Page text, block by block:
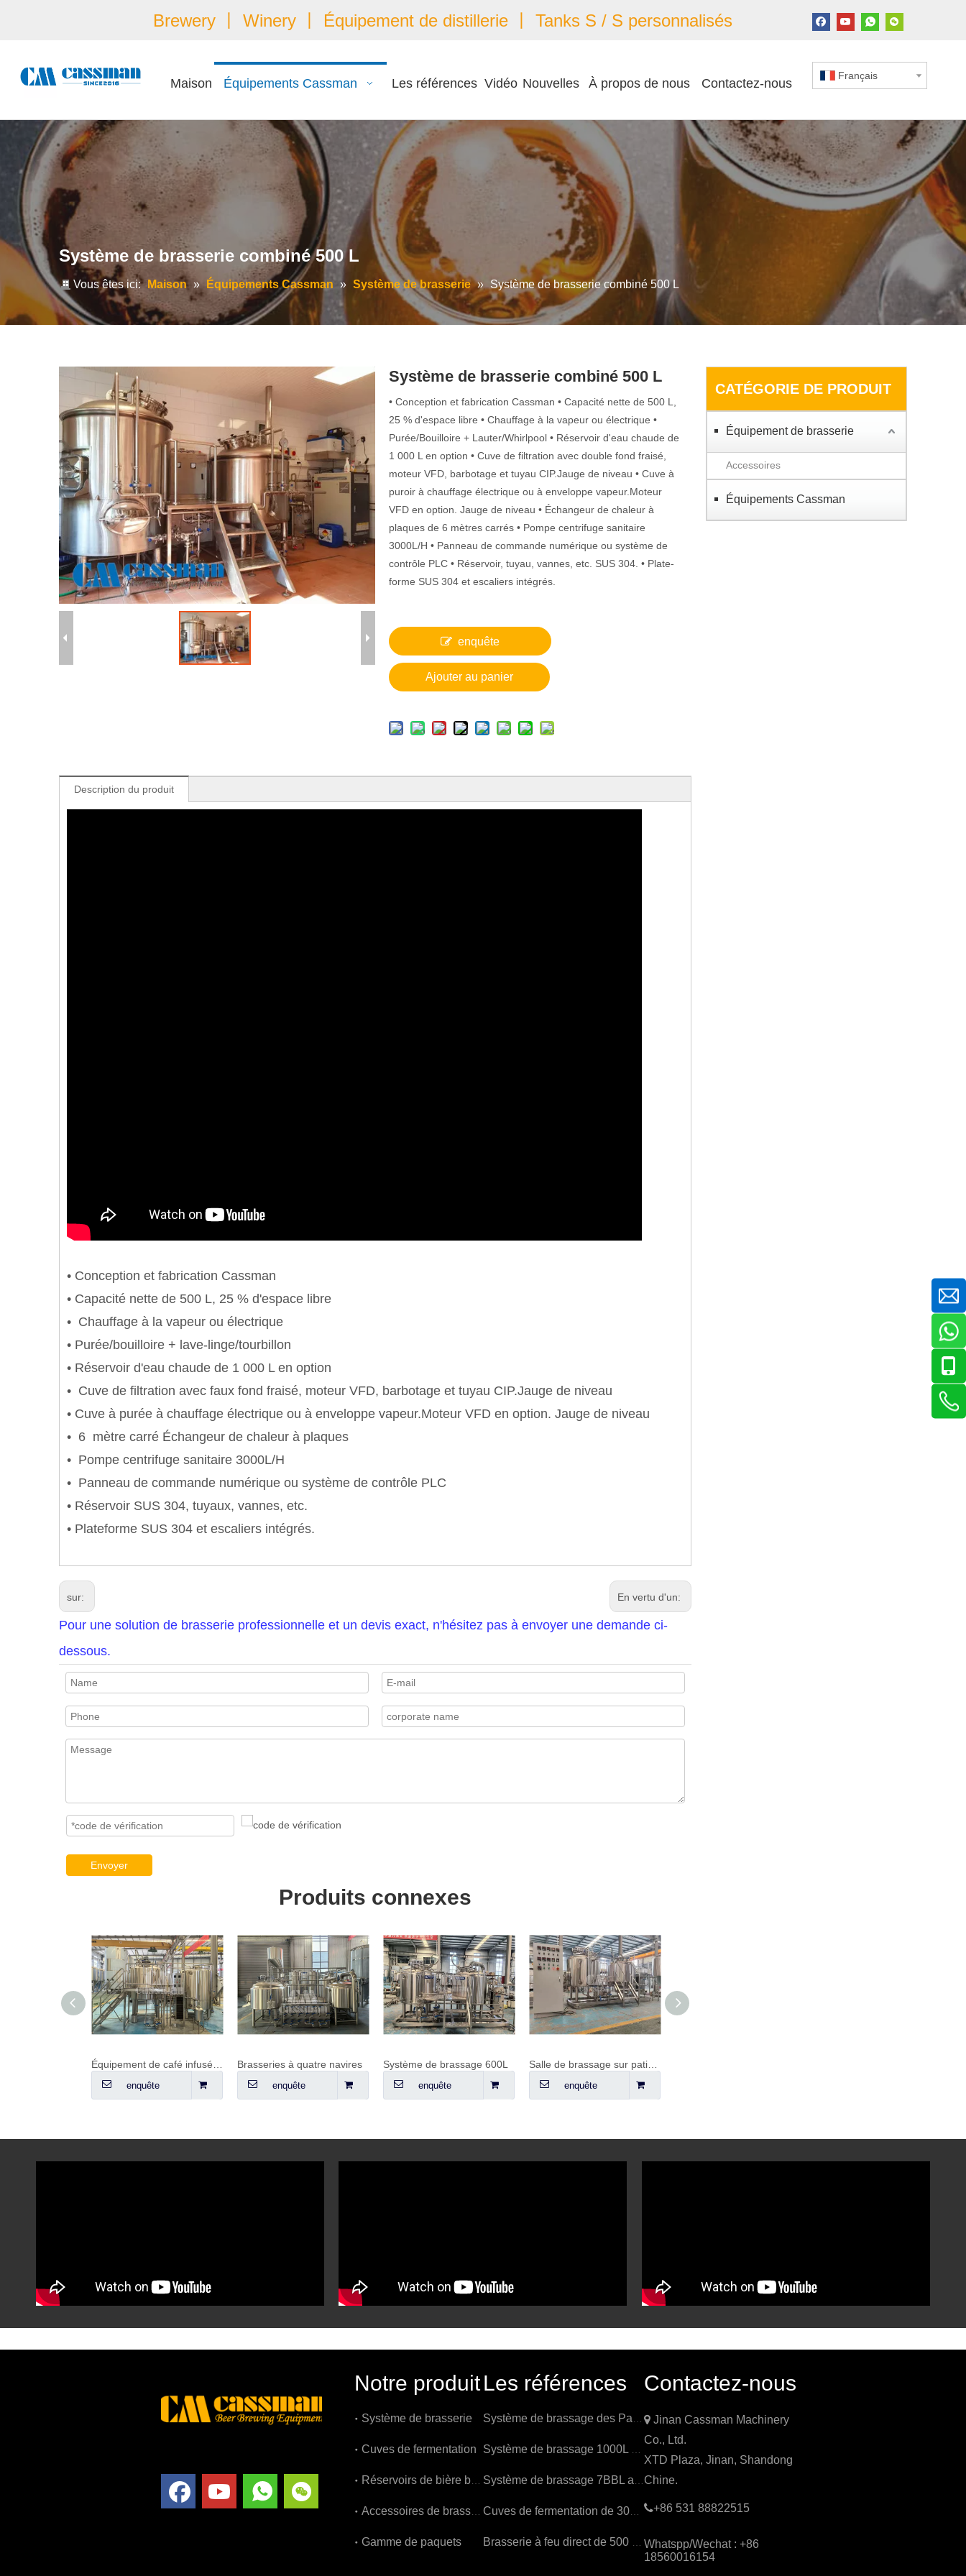
Brewery 丨 Winery 丨 Équipement de distillerie 丨 Tanks S / S personnalisés
Maison Équipements Cassman Les références Vidéo Nouvelles À propos de nous Contactez-nous
Français
Système de brasserie combiné 500 L
Vous êtes ici: Maison » Équipements Cassman » Système de brasserie » Système de brasserie combiné 500 L
Système de brasserie combiné 500 L
• Conception et fabrication Cassman • Capacité nette de 500 L,
25 % d'espace libre • Chauffage à la vapeur ou électrique •
Purée/Bouilloire + Lauter/Whirlpool • Réservoir d'eau chaude de
1 000 L en option • Cuve de filtration avec double fond fraisé,
moteur VFD, barbotage et tuyau CIP.Jauge de niveau • Cuve à
puroir à chauffage électrique ou à enveloppe vapeur.Moteur
VFD en option. Jauge de niveau • Échangeur de chaleur à
plaques de 6 mètres carrés • Pompe centrifuge sanitaire
3000L/H • Panneau de commande numérique ou système de
contrôle PLC • Réservoir, tuyau, vannes, etc. SUS 304. • Plate-
forme SUS 304 et escaliers intégrés.
enquête
Ajouter au panier
Description du produit
• Conception et fabrication Cassman
• Capacité nette de 500 L, 25 % d'espace libre
• Chauffage à la vapeur ou électrique
• Purée/bouilloire + lave-linge/tourbillon
• Réservoir d'eau chaude de 1 000 L en option
• Cuve de filtration avec faux fond fraisé, moteur VFD, barbotage et tuyau CIP.Jauge de niveau
• Cuve à purée à chauffage électrique ou à enveloppe vapeur.Moteur VFD en option. Jauge de niveau
• 6 mètre carré Échangeur de chaleur à plaques
• Pompe centrifuge sanitaire 3000L/H
• Panneau de commande numérique ou système de contrôle PLC
• Réservoir SUS 304, tuyaux, vannes, etc.
• Plateforme SUS 304 et escaliers intégrés.
sur: En vertu d'un:
Pour une solution de brasserie professionnelle et un devis exact, n'hésitez pas à envoyer une demande ci-
dessous.
Envoyer
Produits connexes
enquête
Brasseries à quatre navires
enquête
Système de brassage 600L
enquête enquête
CATÉGORIE DE PRODUIT
Équipement de brasserie
Accessoires
Équipements Cassman
Notre produit
Système de brasserie
Cuves de fermentation
Gamme de paquets
Les références Contactez-nous
 Jinan Cassman Machinery
Co., Ltd.
XTD Plaza, Jinan, Shandong
Chine.
+86 531 88822515
Whatspp/Wechat : +86
18560016154